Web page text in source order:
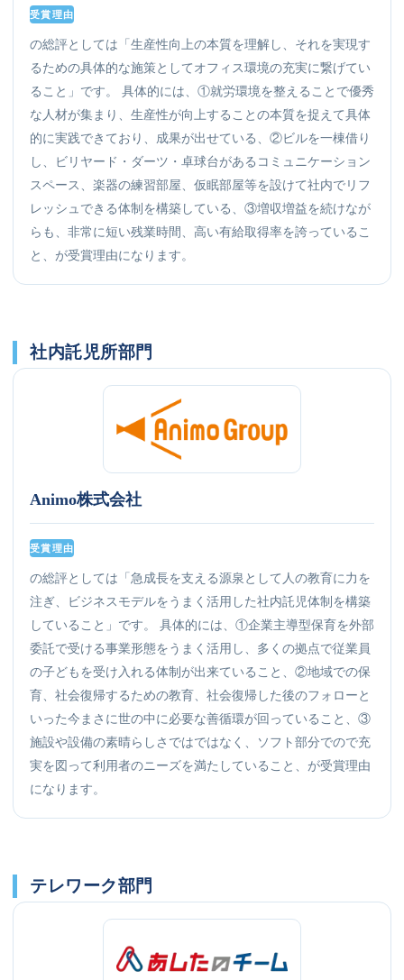
受賞理由
の総評としては「生産性向上の本質を理解し、それを実現す
るための具体的な施策としてオフィス環境の充実に繋げてい
ること」です。 具体的には、①就労環境を整えることで優秀
な人材が集まり、生産性が向上することの本質を捉えて具体
的に実践できており、成果が出せている、②ビルを一棟借り
し、ビリヤード・ダーツ・卓球台があるコミュニケーション
スペース、楽器の練習部屋、仮眠部屋等を設けて社内でリフ
レッシュできる体制を構築している、③増収増益を続けなが
らも、非常に短い残業時間、高い有給取得率を誇っているこ
と、が受賞理由になります。
社内託児所部門
Animo株式会社
受賞理由
の総評としては「急成長を支える源泉として人の教育に力を
注ぎ、ビジネスモデルをうまく活用した社内託児体制を構築
していること」です。 具体的には、①企業主導型保育を外部
委託で受ける事業形態をうまく活用し、多くの拠点で従業員
の子どもを受け入れる体制が出来ていること、②地域での保
育、社会復帰するための教育、社会復帰した後のフォローと
いった今まさに世の中に必要な善循環が回っていること、③
施設や設備の素晴らしさではではなく、ソフト部分でので充
実を図って利用者のニーズを満たしていること、が受賞理由
になります。
テレワーク部門